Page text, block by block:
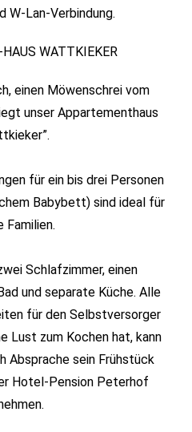
W-Lan-Verbindung.
WATTKIEKER
einen Möwenschrei vom
unser Appartementhaus
für ein bis drei Personen
Babybett) sind ideal für
Familien.
Schlafzimmer, einen
und separate Küche. Alle
für den Selbstversorger
Lust zum Kochen hat, kann
Absprache sein Frühstück
Hotel-Pension Peterhof